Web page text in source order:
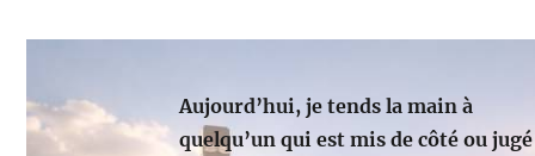
Aujourd’hui, je tends la main à
quelqu’un qui est mis de côté ou jugé